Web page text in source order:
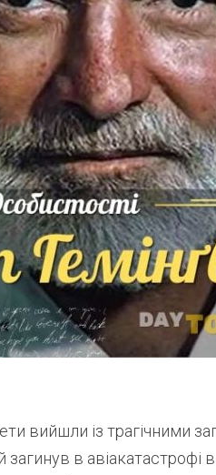
вийшли із трагічними
в авіакатастрофі